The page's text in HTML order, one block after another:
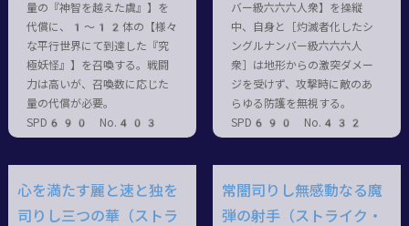
量の『神智を越えた虞』】を
代償に、1〜12体の【様々
な平行世界にて到達した『究
極妖怪』】を召喚する。戦闘
力は高いが、召喚数に応じた
量の代償が必要。
SPD690 No.403
バー級六六六人衆】を操縦
中、自身と［灼滅者化したシ
ングルナンバー級六六六人
衆］は地形からの激突ダメー
ジを受けず、攻撃時に敵のあ
らゆる防護を無視する。
SPD690 No.432
心を満たす麗と速と独を
司りし三つの華（ストラ
常闇司りし無感動なる魔
弾の射手（ストライク・